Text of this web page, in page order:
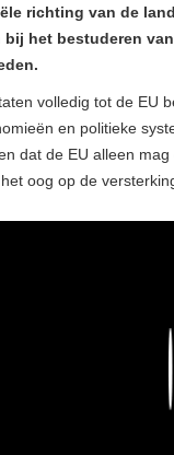
richting van de
het bestuderen
volledig tot de EU
en politieke
dat de EU alleen
oog op de